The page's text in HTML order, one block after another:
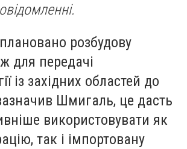
розбудову
для передачі
із західних областей до
Шмигаль, це дасть
використовувати як
так і імпортовану